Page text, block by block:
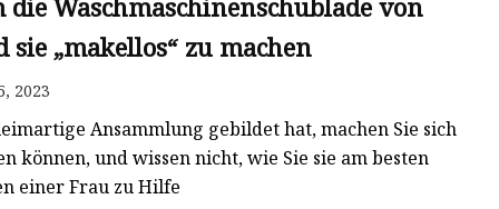
Waschmaschinenschublade von
„makellos“ zu machen
2023
Ansammlung gebildet hat, machen Sie sich
können, und wissen nicht, wie Sie sie am besten
einer Frau zu Hilfe